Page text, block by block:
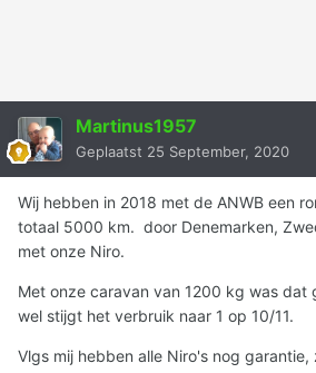
Martinus1957
Geplaatst 25 September, 2020
Wij hebben in 2018 met de ANWB een
totaal 5000 km. door Denemarken,
met onze Niro.
Met onze caravan van 1200 kg was dat
wel stijgt het verbruik naar 1 op 10/11.
Vlgs mij hebben alle Niro's nog